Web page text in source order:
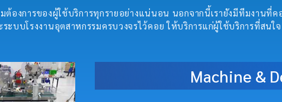
ต้องการของผู้ใช้บริการทุกรายอย่างแน่นอน นอกจากนี้เรายังมีทีมงานที่
ะบบโรงงานอุตสาหกรรมครบวงจรไว้คอย ให้บริการแก่ผู้ใช้บริการที่สนใจ
Machine &